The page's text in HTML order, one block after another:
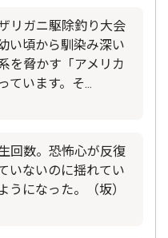
リガニ駆除釣り大会
い頃から馴染み深い
を脅かす「アメリカ
ています。そ...
回数。恐怖心が反復
いないのに揺れてい
うになった。（坂）